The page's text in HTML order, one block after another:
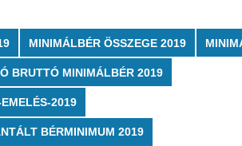
MINIMÁLBÉR ÖSSZEGE 2019
BRUTTÓ MINIMÁLBÉR 2019
2019
BÉRMINIMUM 2019